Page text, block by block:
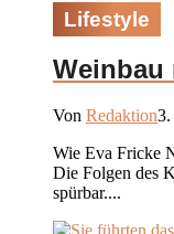
Lifestyle
Weinbau
Von Redaktion3.
Wie Eva Fricke
Die Folgen des
spürbar....